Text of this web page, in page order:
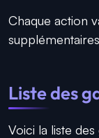
Chaque action
Liste des
Voici la liste